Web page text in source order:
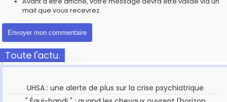
mail que vous recevrez.
Toute l'actu.
UHSA : une alerte de plus sur la crise psychiatrique